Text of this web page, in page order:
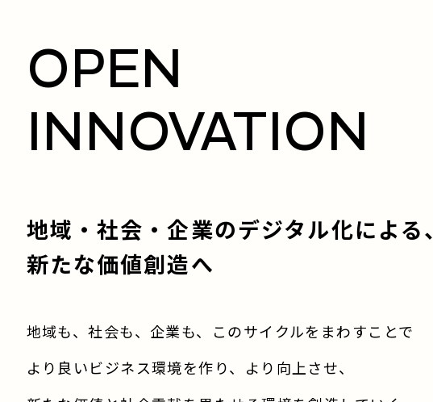
OPEN
INNOVATION
地域・社会・企業のデジタル化による、
新たな価値創造へ
地域も、社会も、企業も、このサイクルをまわすことで
より良いビジネス環境を作り、より向上させ、